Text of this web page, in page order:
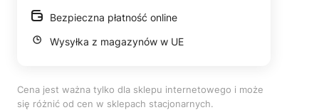
Bezpieczna płatność online
Wysyłka z magazynów w UE
Cena jest ważna tylko dla sklepu internetowego i może
się różnić od cen w sklepach stacjonarnych.